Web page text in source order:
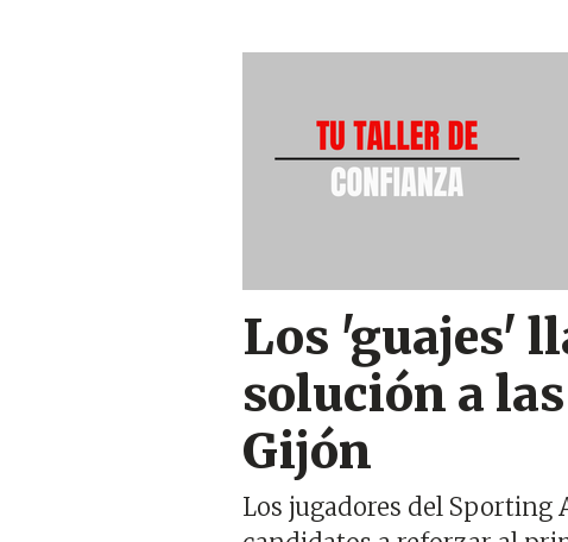
Los 'guajes'
solución a
Gijón
Los jugadores del